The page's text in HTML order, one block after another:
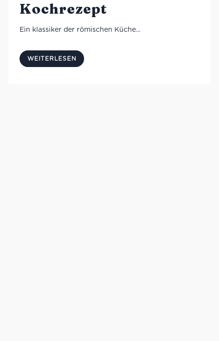
Kochrezept
Ein klassiker der römischen Küche...
WEITERLESEN